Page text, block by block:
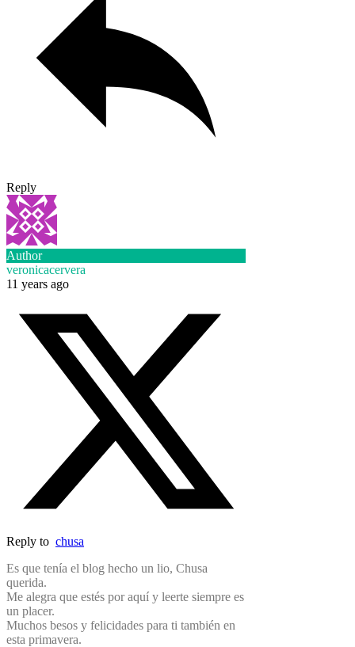
Reply
Author
veronicacervera
11 years ago
Reply to chusa
Es que tenía el blog hecho un lio, Chusa
querida.
Me alegra que estés por aquí y leerte siempre es
un placer.
Muchos besos y felicidades para ti también en
esta primavera.